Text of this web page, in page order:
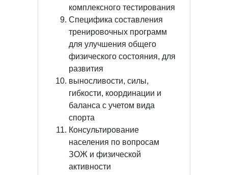
комплексного тестирования
Специфика составления
тренировочных программ
для улучшения общего
физического состояния, для
развития
выносливости, силы,
гибкости, координации и
баланса с учетом вида
спорта
Консультирование
населения по вопросам
ЗОЖ и физической
активности